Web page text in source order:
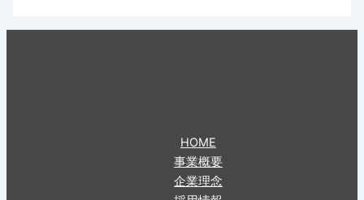
HOME
事業概要
企業理念